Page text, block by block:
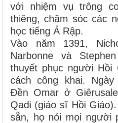
với nhiệm vụ trông
thiêng, chăm sóc các
học tiếng Ả Rập.
Vào năm 1391,
Narbonne và
thuyết phục người
cách công khai.
Ðền Omar ở
Qadi (giáo sĩ Hồi
sẵn, họ nói mọi người